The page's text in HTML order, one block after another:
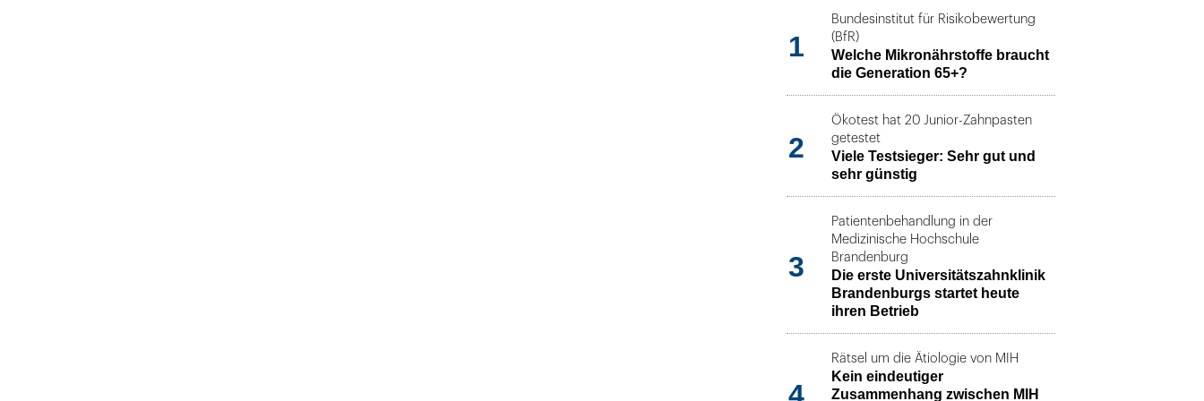
1
Bundesinstitut für Risikobewertung
(BfR)
Welche Mikronährstoffe braucht
die Generation 65+?
2
Ökotest hat 20 Junior-Zahnpasten
getestet
Viele Testsieger: Sehr gut und
sehr günstig
3
Patientenbehandlung in der
Medizinische Hochschule
Brandenburg
Die erste Universitätszahnklinik
Brandenburgs startet heute
ihren Betrieb
4
Rätsel um die Ätiologie von MIH
Kein eindeutiger
Zusammenhang zwischen MIH